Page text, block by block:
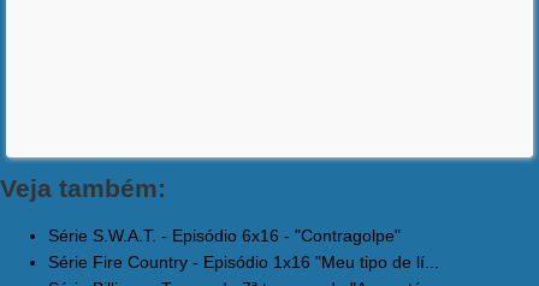
Veja também:
Série S.W.A.T. - Episódio 6x16 - "Contragolpe"
Série Fire Country - Episódio 1x16 "Meu tipo de lí...